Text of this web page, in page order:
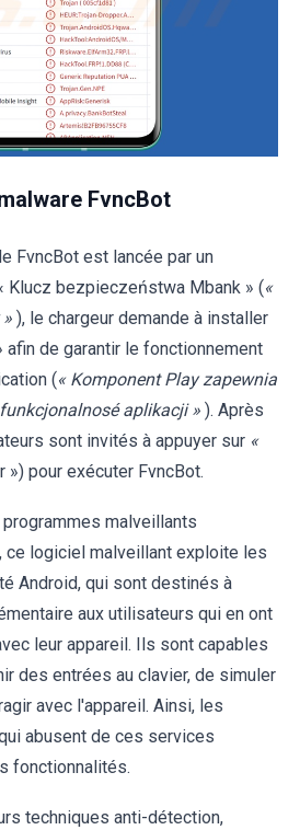
FvncBot
FvncBot est lancée par un
Klucz bezpieczeństwa Mbank » («
), le chargeur demande à installer
afin de garantir le fonctionnement
(« Komponent Play zapewnia
aplikacji » ). Après
sont invités à appuyer sur «
») pour exécuter FvncBot.
malveillants
ce logiciel malveillant exploite les
Android, qui sont destinés à
aux utilisateurs qui en ont
leur appareil. Ils sont capables
des entrées au clavier, de simuler
avec l'appareil. Ainsi, les
abusent de ces services
fonctionnalités.
techniques anti-détection,